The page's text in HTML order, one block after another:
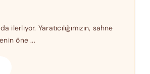
ilerliyor. Yaratıcılığımızın, sahne
öne ...